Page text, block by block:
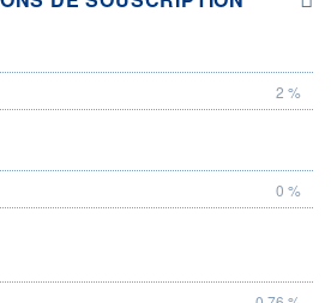
2 %
0 %